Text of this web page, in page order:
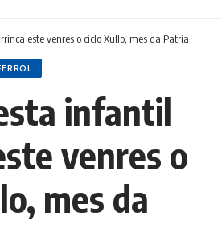
este venres o ciclo Xullo, mes da Patria
infantil
venres o
mes da